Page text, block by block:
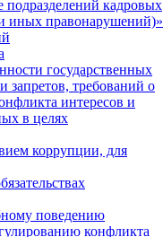
подразделений кадровых
иных правонарушений)»
государственных
запретов, требований о
интересов и
в целях
коррупции, для
поведению
конфликта